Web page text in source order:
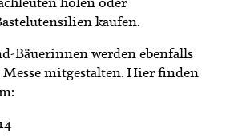
kaufen.
Bäuerinnen werden ebenfalls
mitgestalten. Hier finden